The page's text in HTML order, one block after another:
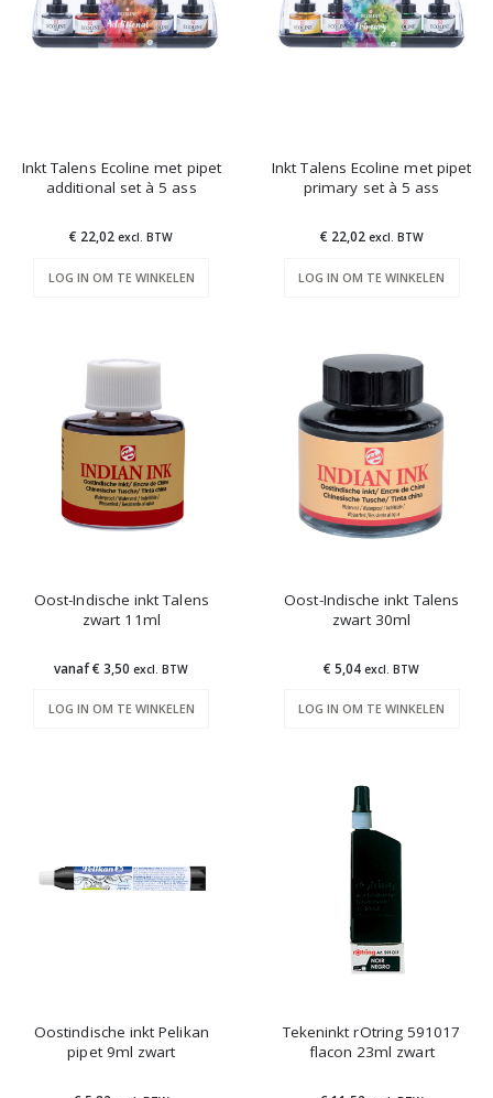
Inkt Talens Ecoline met pipet
additional set à 5 ass
€ 22,02excl. BTW
LOG IN OM TE WINKELEN
Inkt Talens Ecoline met pipet
primary set à 5 ass
€ 22,02 excl. BTW
LOG IN OM TE WINKELEN
Oost-Indische inkt Talens
zwart 11ml
vanaf € 3,50excl. BTW
LOG IN OM TE WINKELEN
Oost-Indische inkt Talens
zwart 30ml
€ 5,04excl. BTW
LOG IN OM TE WINKELEN
Oostindische inkt Pelikan
pipet 9ml zwart
Tekeninkt rOtring 591017
flacon 23ml zwart